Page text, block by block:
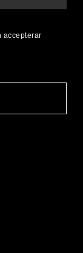
accepterar